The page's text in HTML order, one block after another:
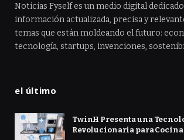
Noticias Fyself es un medio digital
información actualizada, precisa y
temas que están moldeando el futuro:
tecnología, startups, invenciones,
el último
TwinH Presenta una
Revolucionaria para